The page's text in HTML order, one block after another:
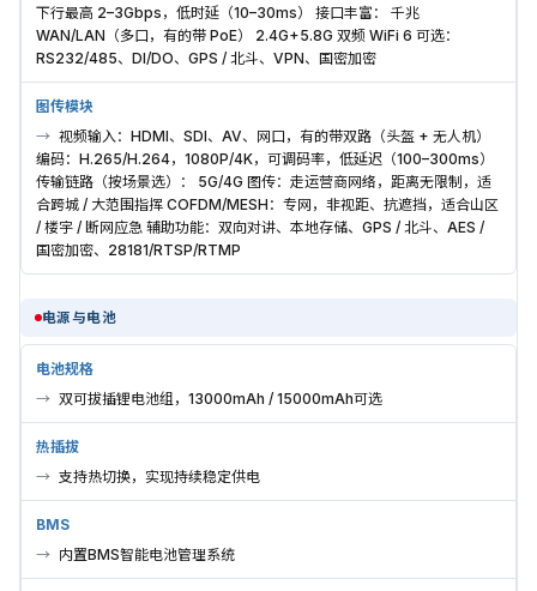
下行最高 2–3Gbps，低时延（10–30ms） 接口丰富： 千兆
WAN/LAN（多口，有的带 PoE） 2.4G+5.8G 双频 WiFi 6 可选：
RS232/485、DI/DO、GPS / 北斗、VPN、国密加密
图传模块
视频输入：HDMI、SDI、AV、网口，有的带双路（头盔 + 无人机）
编码：H.265/H.264，1080P/4K，可调码率，低延迟（100–300ms）
传输链路（按场景选）： 5G/4G 图传：走运营商网络，距离无限制，适
合跨城 / 大范围指挥 COFDM/MESH：专网，非视距、抗遮挡，适合山区
/ 楼宇 / 断网应急 辅助功能：双向对讲、本地存储、GPS / 北斗、AES /
国密加密、28181/RTSP/RTMP
电源与电池
电池规格
双可拔插锂电池组，13000mAh / 15000mAh可选
热插拔
支持热切换，实现持续稳定供电
BMS
内置BMS智能电池管理系统